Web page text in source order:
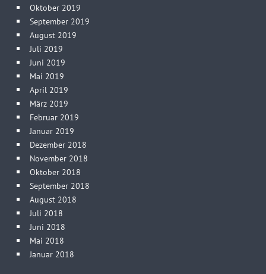
Oktober 2019
September 2019
August 2019
Juli 2019
Juni 2019
Mai 2019
April 2019
März 2019
Februar 2019
Januar 2019
Dezember 2018
November 2018
Oktober 2018
September 2018
August 2018
Juli 2018
Juni 2018
Mai 2018
Januar 2018